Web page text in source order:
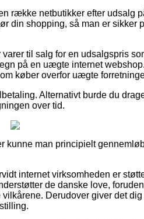
række netbutikker efter udsalg
din shopping, så man er sikker
til salg for en udsalgspris
på en uægte internet
køber overfor uægte
Alternativt burde du
over tid.
kunne man principielt
internet virksomheden er
de danske love,
Derudover giver det